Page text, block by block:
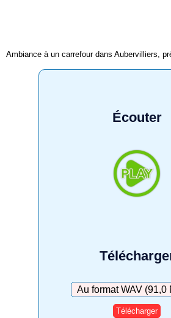
Ambiance à un carrefour dans Aubervilliers,
Écouter
Télécharger